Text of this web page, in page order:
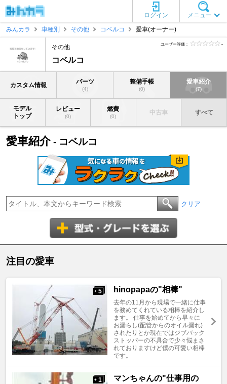
メニュー
ログイン
みんカラ
車種別 その他 コベルコ 愛車(オーナー)
その他
コベルコ
ユーザー評価： -
カスタム情報 パーツ
(4)
整備手帳
(0)
愛車紹介
(7)
モデル
トップ
レビュー
(0)
燃費
(0)
中古車 すべて
愛車紹介- コベルコ
クリア
注目の愛車
+ 5 hinopapaの"相棒"
去年の11月から現場で一緒に仕事
を務めてくれている相棒を紹介し
ます。 仕事を始めてから早々に
お漏らし(配管からのオイル漏れ)
されたりとか現在ではジブバック
ストッパーの不具合で少々悩まさ
れておりますけど僕の可愛い相棒
です。
+ 1
マンちゃんの"仕事用の